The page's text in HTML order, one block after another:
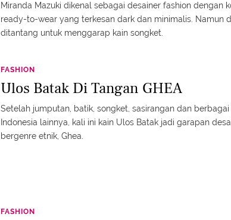
Miranda Mazuki dikenal sebagai desainer fashion dengan
ready-to-wear yang terkesan dark dan minimalis. Namun
ditantang untuk menggarap kain songket.
FASHION
Ulos Batak Di Tangan GHEA
Setelah jumputan, batik, songket, sasirangan dan berbagai
Indonesia lainnya, kali ini kain Ulos Batak jadi garapan
bergenre etnik, Ghea.
FASHION